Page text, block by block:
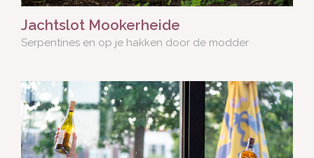
Jachtslot Mookerheide
Serpentines en op je hakken door de modder